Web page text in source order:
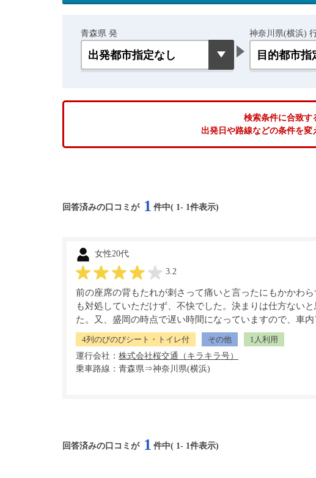
青森県 発 神奈川県(横浜)
検索条件に合致す
出発日や路線などの条件を変
回答済みの口コミが 1 件中( 1- 1件表示)
女性20代
3.2
前の座席の背もたれが刺さって痛いと言ったにもかかわ
も対処していただけず、不快でした。決まりは仕方ない
た。又、盛岡の時点で遅い時間になっていますので、車
4列のびのびシート・トイレ付 その他
1人利用
運行会社：
乗車路線：青森県⇒神奈川県(横浜)
回答済みの口コミが 1 件中( 1- 1件表示)